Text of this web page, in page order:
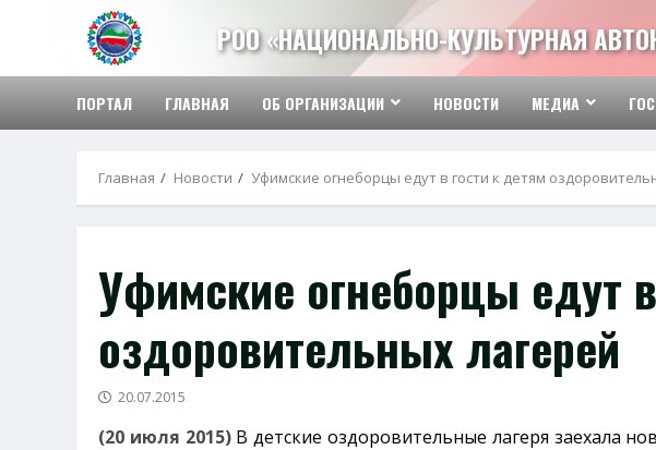
содержимому
РОО «НАЦИОНАЛЬНО-КУЛЬТУРНАЯ
ПОРТАЛ ГЛАВНАЯ ОБ ОРГАНИЗАЦИИ НОВОСТИ МЕДИА
Главная Новости Уфимские огнеборцы едут в гости к детям
Уфимские огнеборцы едут
оздоровительных лагерей
20.07.2015
(20 июля 2015) В детские оздоровительные лагеря заехала